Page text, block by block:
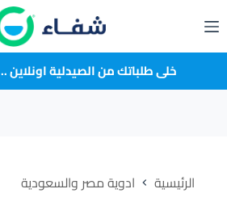
إلى
المحتوى خلى طلباتك من الصيدلية اونلاين ..
الرئيسية ادوية مصر والسعودية